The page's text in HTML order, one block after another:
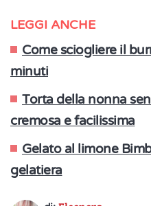
LEGGI ANCHE
Come sciogliere il
minuti
Torta della nonna
cremosa e facilissima
Gelato al limone
gelatiera